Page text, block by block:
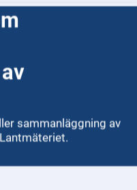
sammanläggning av